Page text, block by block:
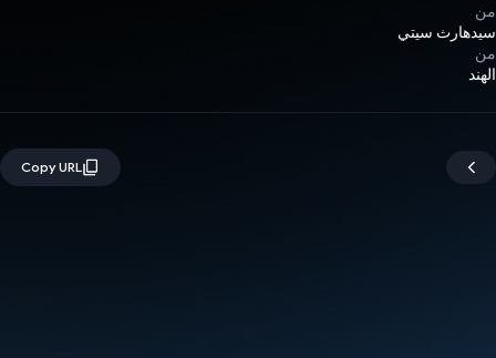
من
سيدهارث سيتي
من
الهند